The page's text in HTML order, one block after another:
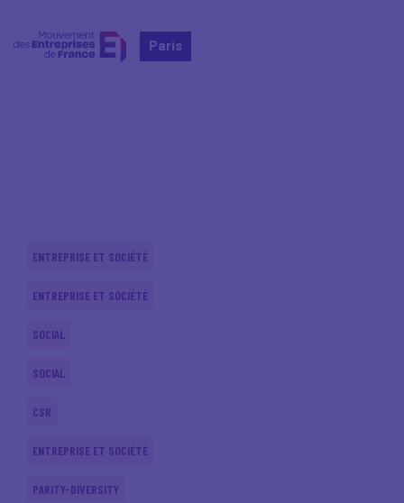
Paris
ENTREPRISE ET SOCIÉTÉ
ENTREPRISE ET SOCIÉTÉ
SOCIAL
SOCIAL
CSR
ENTREPRISE ET SOCIÉTÉ
PARITY-DIVERSITY